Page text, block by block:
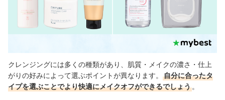
クレンジングには多くの種類があり、肌質・メイクの濃さ・仕上
がりの好みによって選ぶポイントが異なります。
自分に合ったタ
イプを選ぶことでより快適にメイクオフができるでしょう 。